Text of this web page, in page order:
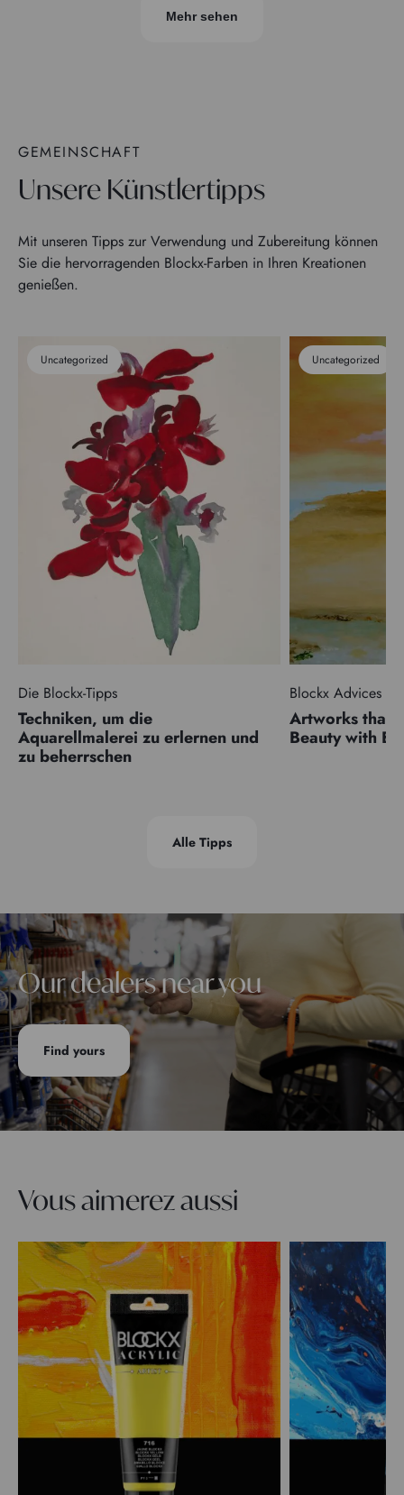
Mehr sehen
GEMEINSCHAFT
Unsere Künstlertipps
Mit unseren Tipps zur Verwendung und Zubereitung können
Sie die hervorragenden Blockx-Farben in Ihren Kreationen
genießen.
Uncategorized
Die Blockx-Tipps
Techniken, um die
Aquarellmalerei zu erlernen und
zu beherrschen
Uncategorized
Blockx Advices
Artworks that
Beauty with
Alle Tipps
Our dealers near you
Find yours
Vous aimerez aussi